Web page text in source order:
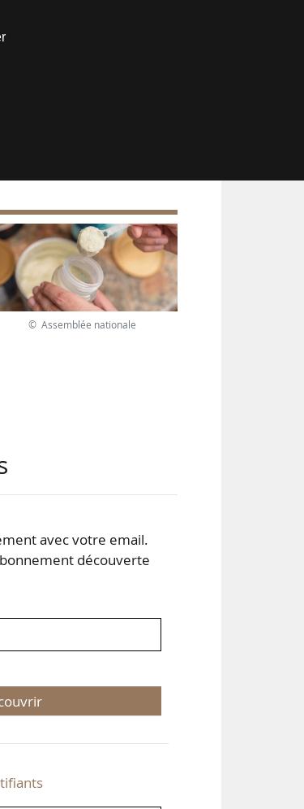
© Assemblée nationale
avec votre email.
découverte